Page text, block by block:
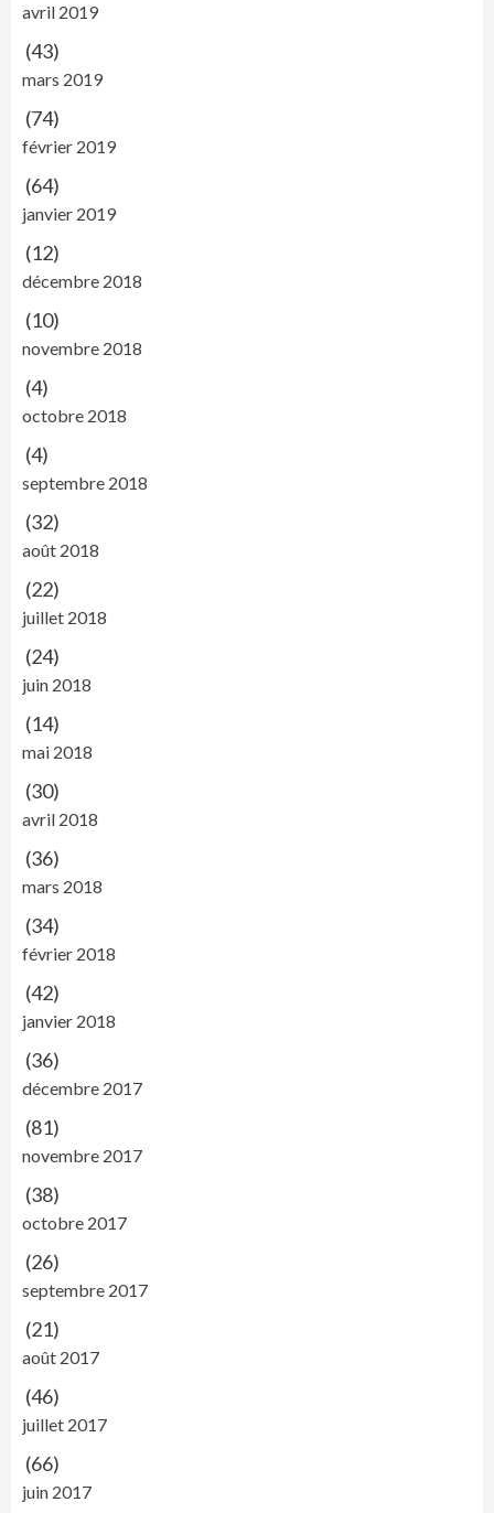
avril 2019
(43)
mars 2019
(74)
février 2019
(64)
janvier 2019
(12)
décembre 2018
(10)
novembre 2018
(4)
octobre 2018
(4)
septembre 2018
(32)
août 2018
(22)
juillet 2018
(24)
juin 2018
(14)
mai 2018
(30)
avril 2018
(36)
mars 2018
(34)
février 2018
(42)
janvier 2018
(36)
décembre 2017
(81)
novembre 2017
(38)
octobre 2017
(26)
septembre 2017
(21)
août 2017
(46)
juillet 2017
(66)
juin 2017